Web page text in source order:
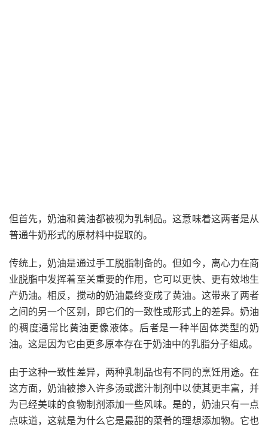
但首先，奶油和黄油都被视为乳制品。这意味着这两者是从
普通牛奶形式的原材料中提取的。
传统上，奶油是通过手工脱脂制备的。但如今，离心力在商
业脱脂中发挥着至关重要的作用，它可以更快、更有效地生
产奶油。相反，搅动的奶油最终变成了黄油。这带来了两者
之间的另一个区别，即它们的一致性或形式上的差异。奶油
的稠度通常比黄油更像液体。后者是一种半固体类型的奶
油。这是因为它由更多原本存在于奶油中的乳脂分子组成。
由于这种一致性差异，两种乳制品也有不同的烹饪用途。 在
这方面，奶油被掺入许多汤或酱汁制剂中以使其更丰富，并
为已经美味的食物制剂添加一些风味。是的，奶油只有一点
点味道，这就是为什么它是最甜的菜肴的理想添加物。它也